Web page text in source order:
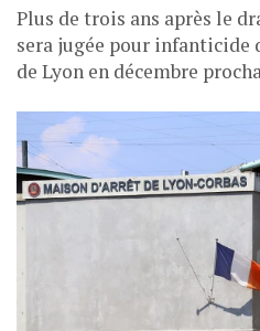
Plus de trois ans après le
sera jugée pour infanticide
de Lyon en décembre